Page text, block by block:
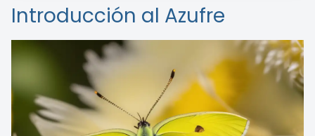
Introducción al Azufre